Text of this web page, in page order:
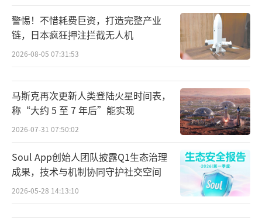
警惕！不惜耗费巨资，打造完整产业
链，日本疯狂押注拦截无人机
2026-08-05 07:31:53
马斯克再次更新人类登陆火星时间表，
称“大约 5 至 7 年后”能实现
2026-07-31 07:50:02
Soul App创始人团队披露Q1生态治理
成果，技术与机制协同守护社交空间
2026-05-28 14:13:10